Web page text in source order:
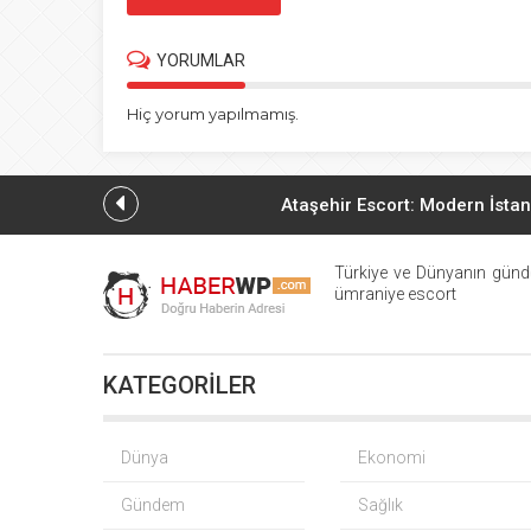
YORUMLAR
Hiç yorum yapılmamış.
Ataşehir Escort: Modern
Ataşehir
Güncel Maltepe Escort
Kartal Escort ve
Kadıköy Escort ve Bostancı
Türkiye ve Dünyanın
ümraniye escort
KATEGORİLER
Dünya Ekonomi
Gündem Sağlık